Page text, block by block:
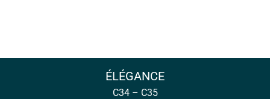
ÉLÉGANCE
C34 – C35